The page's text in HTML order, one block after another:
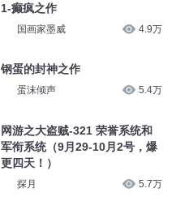
1-癫疯之作
国画家墨威 4.9万
钢蛋的封神之作
蛋沫倾声 5.4万
网游之大盗贼-321 荣誉系统和
军衔系统（9月29-10月2号，爆
更四天！）
探月 5.7万